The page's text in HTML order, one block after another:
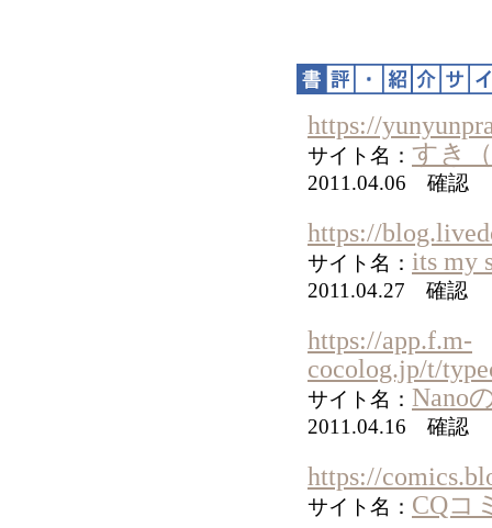
https://
サイト名： すき
2011.04.06 確認
https://
サイト名： its my
2011.04.27 確認
https://app.f.m-
cocolog.jp/t/
サイト名： Nano
2011.04.16 確認
https://
サイト名： CQコ